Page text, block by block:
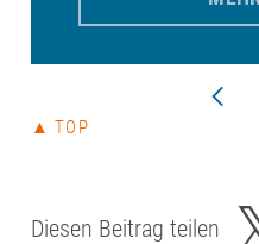
▲ TOP
Diesen Beitrag teilen